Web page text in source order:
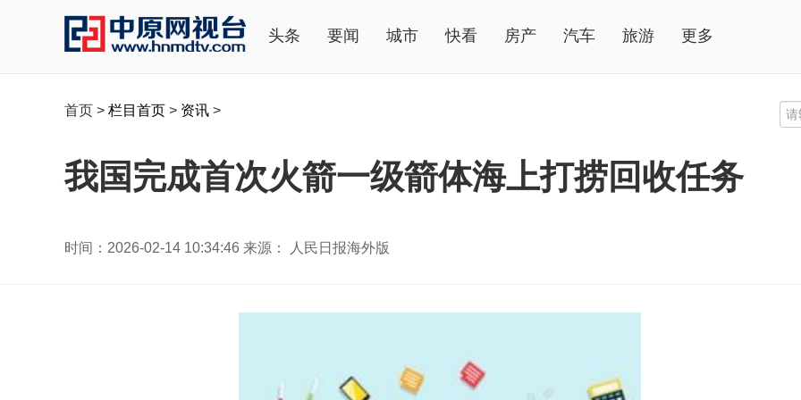
头条 要闻 城市 快看 房产 汽车 旅游 更多
首页 > 栏目首页 > 资讯 >
我国完成首次火箭一级箭体海上打捞回收任务
时间：2026-02-14 10:34:46 来源： 人民日报海外版